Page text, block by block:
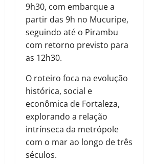
9h30, com embarque a
partir das 9h no Mucuripe,
seguindo até o Pirambu
com retorno previsto para
as 12h30.
O roteiro foca na evolução
histórica, social e
econômica de Fortaleza,
explorando a relação
intrínseca da metrópole
com o mar ao longo de três
séculos.